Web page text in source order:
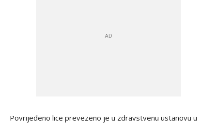
Povrijeđeno lice prevezeno je u zdravstvenu ustanovu u